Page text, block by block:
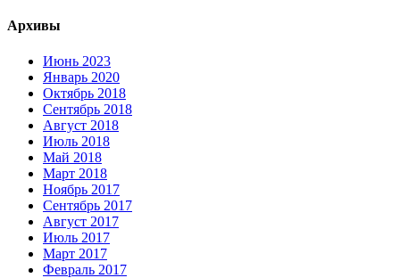
Архивы
Июнь 2023
Январь 2020
Октябрь 2018
Сентябрь 2018
Август 2018
Июль 2018
Май 2018
Март 2018
Ноябрь 2017
Сентябрь 2017
Август 2017
Июль 2017
Март 2017
Февраль 2017